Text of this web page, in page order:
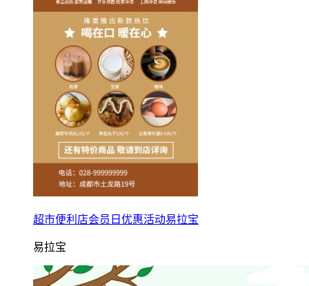
超市便利店会员日优惠活动易拉宝
易拉宝